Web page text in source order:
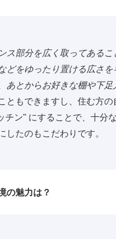
ス部分を広く取ってある
どをゆったり置ける広さ
あとからお好きな棚や下
ともできますし、住む方
チン" にすることで、十分
したのもこだわりです。
の魅力は？